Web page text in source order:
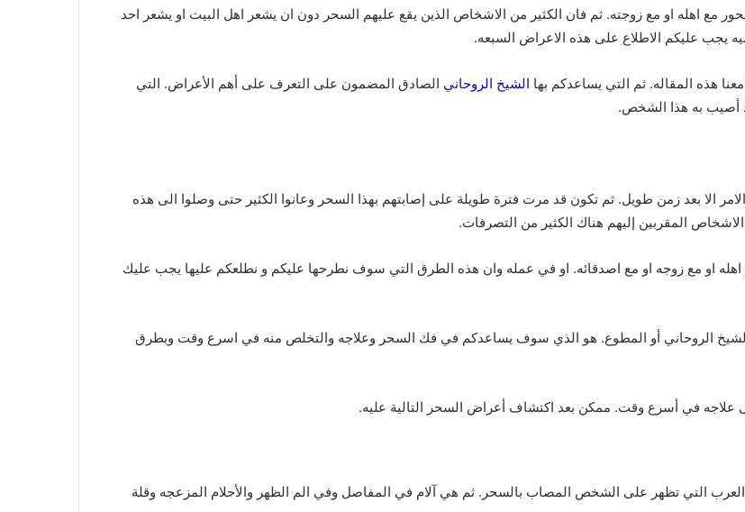
اهله او مع زوجته. ثم فان الكثير من الاشخاص الذين يقع عليهم السحر دون ان يشعر اهل البيت او يشعر احد
يجب عليكم الاطلاع على هذه الاعراض السبعه.
هذه المقاله. ثم التي يساعدكم بها الشيخ الروحاني الصادق المضمون على التعرف على أهم الأعراض. التي
أصيب به هذا الشخص.
الا بعد زمن طويل. ثم تكون قد مرت فترة طويلة على إصابتهم بهذا السحر وعانوا الكثير حتى وصلوا الى هذه
المقربين إليهم هناك الكثير من التصرفات.
او مع زوجه او مع اصدقائه. او في عمله وان هذه الطرق التي سوف نطرحها عليكم و نطلعكم عليها يجب عليك
الروحاني أو المطوع. هو الذي سوف يساعدكم في فك السحر وعلاجه والتخلص منه في اسرع وقت وبطرق
في أسرع وقت. ممكن بعد اكتشاف أعراض السحر التالية عليه.
التي تظهر على الشخص المصاب بالسحر. ثم هي آلام في المفاصل وفي الم الظهر والأحلام المزعجه وقلة